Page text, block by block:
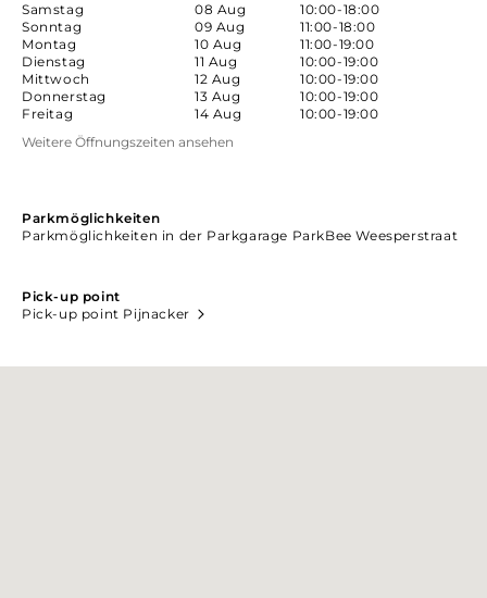
Samstag
08 Aug
10:00-18:00
Sonntag
09 Aug
11:00-18:00
Montag
10 Aug
11:00-19:00
Dienstag
11 Aug
10:00-19:00
Mittwoch
12 Aug
10:00-19:00
Donnerstag
13 Aug
10:00-19:00
Freitag
14 Aug
10:00-19:00
Weitere Öffnungszeiten ansehen
Parkmöglichkeiten
Parkmöglichkeiten in der Parkgarage ParkBee Weesperstraat
Pick-up point
Pick-up point Pijnacker